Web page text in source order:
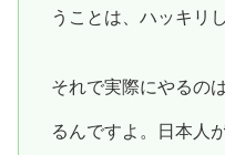
うことは、ハッキリ
それで実際にやるの
るんですよ。日本人